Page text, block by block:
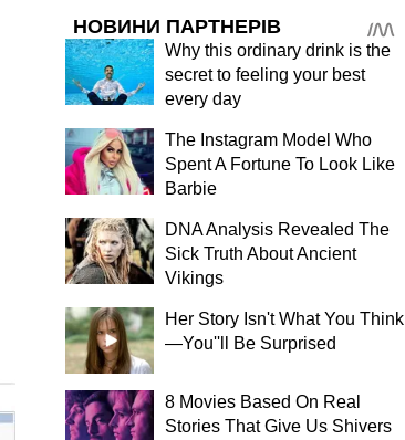
НОВИНИ ПАРТНЕРІВ
Why this ordinary drink is the
secret to feeling your best
every day
The Instagram Model Who
Spent A Fortune To Look Like
Barbie
DNA Analysis Revealed The
Sick Truth About Ancient
Vikings
Her Story Isn't What You Think
—You''ll Be Surprised
8 Movies Based On Real
Stories That Give Us Shivers